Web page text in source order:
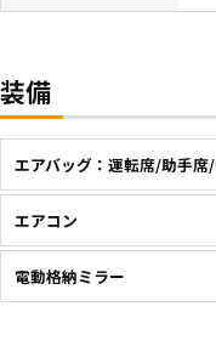
装備
エアバッグ：運転席/助手席
エアコン
電動格納ミラー